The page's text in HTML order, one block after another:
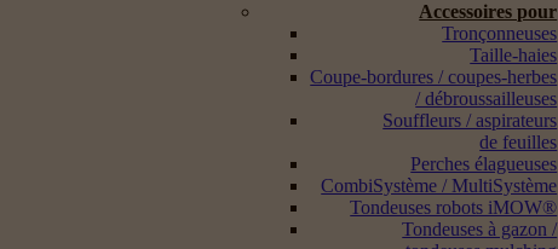
Accessoires pour
Tronçonneuses
Taille-haies
Coupe-bordures / coupes-herbes
/ débroussailleuses
Souffleurs / aspirateurs
de feuilles
Perches élagueuses
CombiSystème / MultiSystème
Tondeuses robots iMOW®
Tondeuses à gazon /